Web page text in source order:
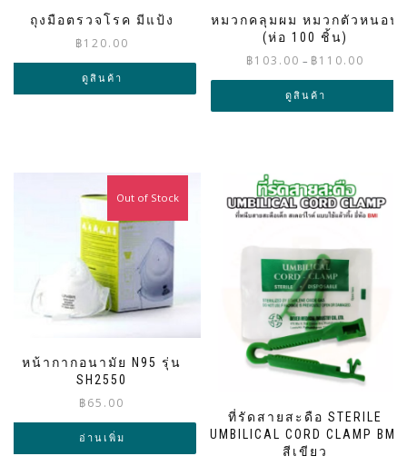
ถุงมือตรวจโรค มีแป้ง
฿120.00
ดูสินค้า
หมวกคลุมผม หมวกตัวหนอน
(ห่อ 100 ชิ้น)
฿103.00 – ฿110.00
range:
through
ดูสินค้า
หน้ากากอนามัย N95 รุ่น
SH2550
฿65.00
Out of Stock
อ่านเพิ่ม
ที่รัดสายสะดือ STERILE
UMBILICAL CORD CLAMP BMI
สีเขียว